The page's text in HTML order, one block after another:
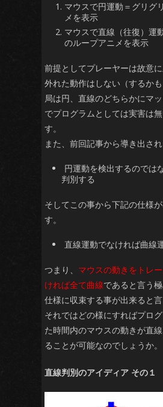
マウスで円運動＝グリグ
メを表示
マウスで直線（往復）運
のループアニメを表示
前提としてプレーヤーは故意
外れた動作はしない（するか
局は円、直線のどちらかにマ
でプログラムとしては実害は
す。
また、前回記事から導き出さ
円運動を検出するのでは
判別する
そしてこの事から下記の仕様
す。
直線運動でなければ曲線
つまり、 マウスの動きをトレ
ければ全て曲線であると言う
仕様に収束する事が出来ると言
それではどの様にすればプロ
た時間内のマウスの動きが直
ることが可能なのでしょうか。
直線判別のアイディア その１